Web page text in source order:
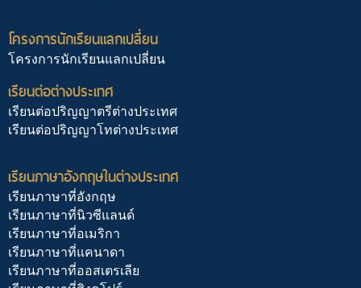
โครงการนักเรียนแลกเปลี่ยน
โครงการนักเรียนแลกเปลี่ยน
เรียนต่อต่างประเทศ
เรียนต่อปริญญาตรีต่างประเทศ
เรียนต่อปริญญาโทต่างประเทศ
เรียนภาษาอังกฤษในต่างประเทศ
เรียนภาษาที่อังกฤษ
เรียนภาษาที่นิวซีแลนด์
เรียนภาษาที่อเมริกา
เรียนภาษาที่แคนาดา
เรียนภาษาที่ออสเตรเลีย